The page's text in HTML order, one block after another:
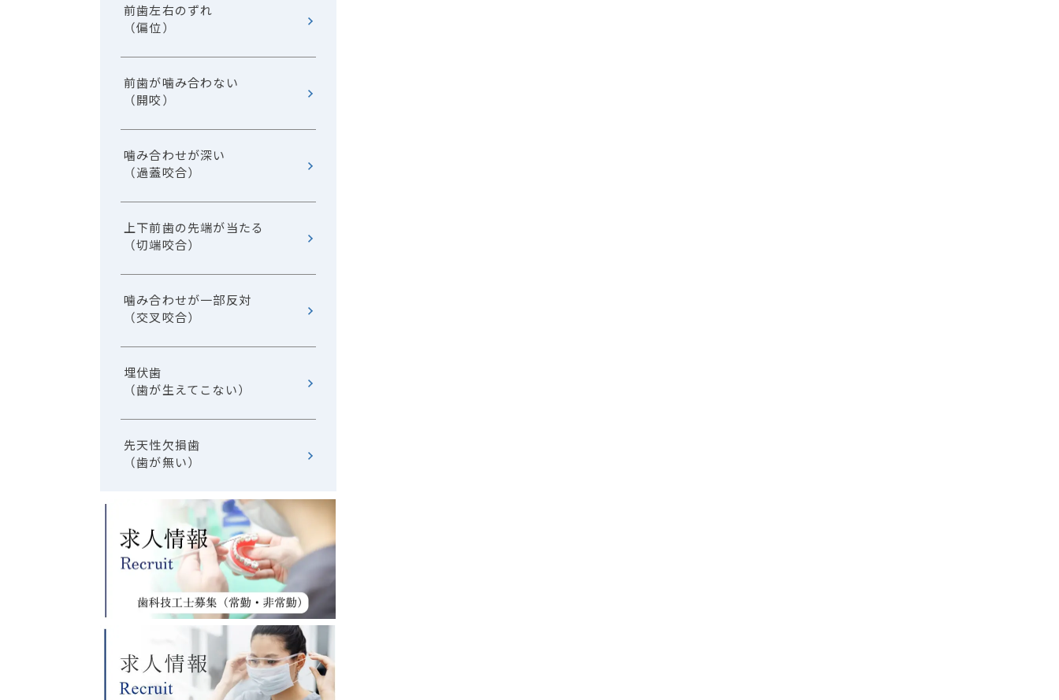
前歯左右のずれ
（偏位）
前歯が噛み合わない
（開咬）
噛み合わせが深い
（過蓋咬合）
上下前歯の先端が当たる
（切端咬合）
噛み合わせが一部反対
（交叉咬合）
埋伏歯
（歯が生えてこない）
先天性欠損歯
（歯が無い）